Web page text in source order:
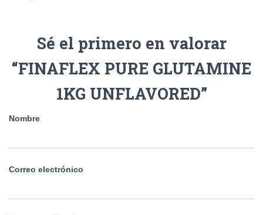
Sé el primero en valorar
“FINAFLEX PURE GLUTAMINE
1KG UNFLAVORED”
Nombre
Correo electrónico